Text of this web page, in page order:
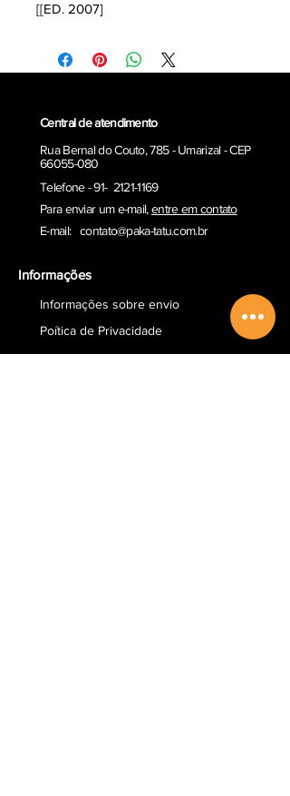
[[ED. 2007]
Central de atendimento
Rua Bernal do Couto, 785 - Umarizal - CEP
66055-080
Telefone - 91- 2121-1169
Para enviar um e-mail,entre em contato
E-mail: contato@paka-tatu.com.br
Informações
Informações sobre envio
Poítica de Privacidade
Termos e Condições